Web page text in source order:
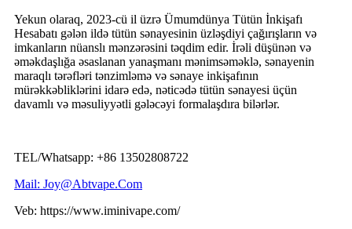
Yekun olaraq, 2023-cü il üzrə Ümumdünya Tütün İnkişafı
Hesabatı gələn ildə tütün sənayesinin üzləşdiyi çağırışların və
imkanların nüanslı mənzərəsini təqdim edir. İrəli düşünən və
əməkdaşlığa əsaslanan yanaşmanı mənimsəməklə, sənayenin
maraqlı tərəfləri tənzimləmə və sənaye inkişafının
mürəkkəbliklərini idarə edə, nəticədə tütün sənayesi üçün
davamlı və məsuliyyətli gələcəyi formalaşdıra bilərlər.
TEL/Whatsapp: +86 13502808722
Mail: Joy@Abtvape.Com
Veb: https://www.iminivape.com/